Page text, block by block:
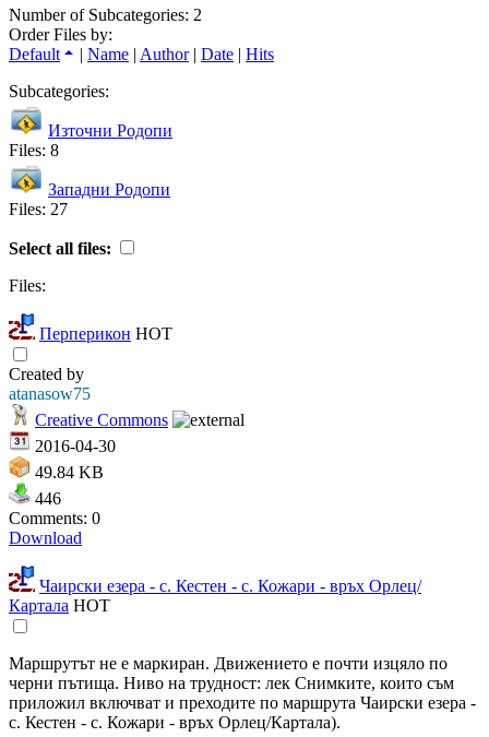
Number of Subcategories: 2
Order Files by:
Default
| Name | Author| Date | Hits
Subcategories:
Източни Родопи
Files: 8
Западни Родопи
Files: 27
Select all files:
Files:
Перперикон HOT
Created by
atanasow75
Creative Commons
2016-04-30
49.84 KB
446
Comments: 0
Download
Чаирски езера - с. Кестен - с. Кожари - връх Орлец/
Картала HOT
Маршрутът не е маркиран. Движението е почти изцяло по
черни пътища. Ниво на трудност: лек Снимките, които съм
приложил включват и преходите по маршрута Чаирски езера -
с. Кестен - с. Кожари - връх Орлец/Картала).